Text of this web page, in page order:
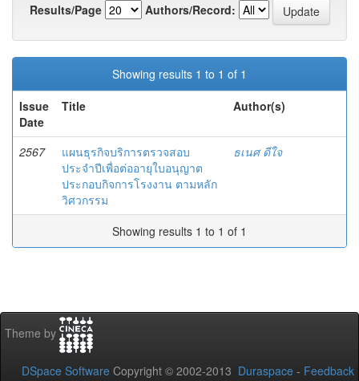
Results/Page
Authors/Record:
Showing results 1 to 1 of 1
Issue
Date
Title Author(s)
2567
แผนธุรกิจบริการตรวจสอบ
ประจำปีเพื่อต่ออายุใบอนุญาต
ประกอบกิจการโรงงาน ตามหลัก
วิศวกรรม
ธเนศ ดีใจ
Showing results 1 to 1 of 1
Theme by
DSpace Software Copyright © 2002-2013 Duraspace - Feedback